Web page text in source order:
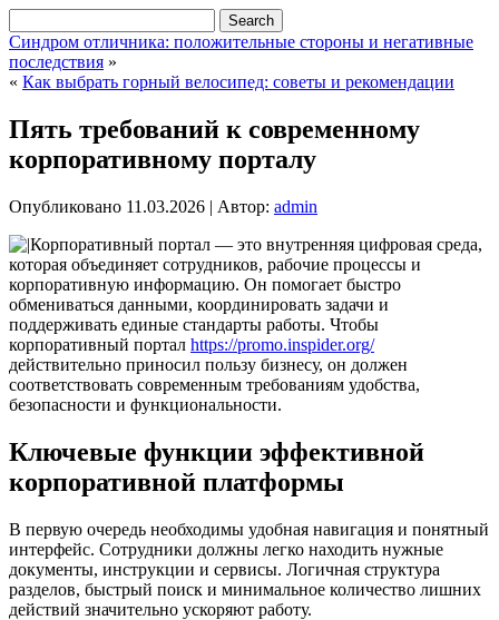
Синдром отличника: положительные стороны и негативные
последствия »
« Как выбрать горный велосипед: советы и рекомендации
Пять требований к современному
корпоративному порталу
Опубликовано 11.03.2026 | Автор: admin
Корпоративный портал — это внутренняя цифровая среда,
которая объединяет сотрудников, рабочие процессы и
корпоративную информацию. Он помогает быстро
обмениваться данными, координировать задачи и
поддерживать единые стандарты работы. Чтобы
корпоративный портал https://promo.inspider.org/
действительно приносил пользу бизнесу, он должен
соответствовать современным требованиям удобства,
безопасности и функциональности.
Ключевые функции эффективной
корпоративной платформы
В первую очередь необходимы удобная навигация и понятный
интерфейс. Сотрудники должны легко находить нужные
документы, инструкции и сервисы. Логичная структура
разделов, быстрый поиск и минимальное количество лишних
действий значительно ускоряют работу.